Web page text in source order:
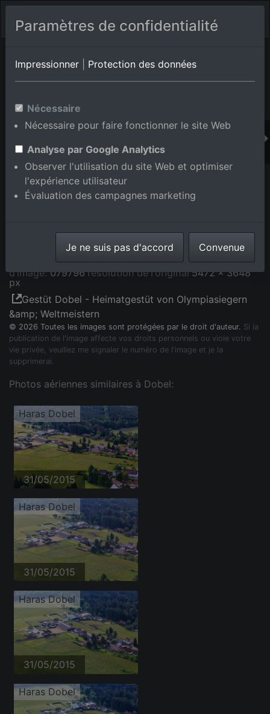
Album de lieux Dobel en Bade-Wurtemberg,Allemagne
Haras Dobel à Dobel dans le département Bade-
Wurtemberg, Allemagneprise le31/05/2015numéro
d'image:079796résolution de l'original5472 x 3648
px
Gestüt Dobel - Heimatgestüt von Olympiasiegern
&amp; Weltmeistern
© 2026 Toutes les images sont protégées par le droit d'auteur. Si la
publication de l'image affecte vos droits personnels ou viole votre
vie privée, veuillez me signaler le numéro de l'image et je la
supprimerai.
Photos aériennes similaires à Dobel:
Haras Dobel
31/05/2015
Haras Dobel
31/05/2015
Haras Dobel
31/05/2015
Haras Dobel
Paramètres de confidentialité
Impressionner Protection des données
Nécessaire
Nécessaire pour faire fonctionner le site Web
Analyse par Google Analytics
Observer l'utilisation du site Web et optimiser
l'expérience utilisateur
Évaluation des campagnes marketing
Je ne suis pas d'accord Convenue